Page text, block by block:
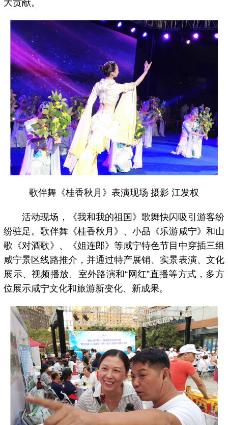
大贡献。
歌伴舞《桂香秋月》表演现场 摄影 江发权
活动现场，《我和我的祖国》歌舞快闪吸引游客纷
纷驻足。歌伴舞《桂香秋月》、小品《乐游咸宁》和山
歌《对酒歌》、《姐连郎》等咸宁特色节目中穿插三组
咸宁景区线路推介，并通过特产展销、实景表演、文化
展示、视频播放、室外路演和“网红”直播等方式，多方
位展示咸宁文化和旅游新变化、新成果。